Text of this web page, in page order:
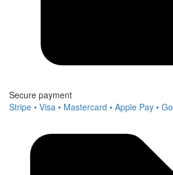
Secure payment
Stripe • Visa • Mastercard • Apple Pay •